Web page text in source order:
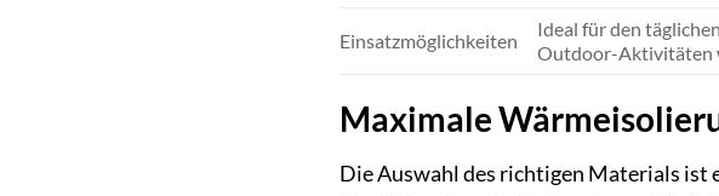
Einsatzmöglichkeiten
Ideal für den
Outdoor-Aktivitäten
Maximale
Die Auswahl des richtigen Materials ist